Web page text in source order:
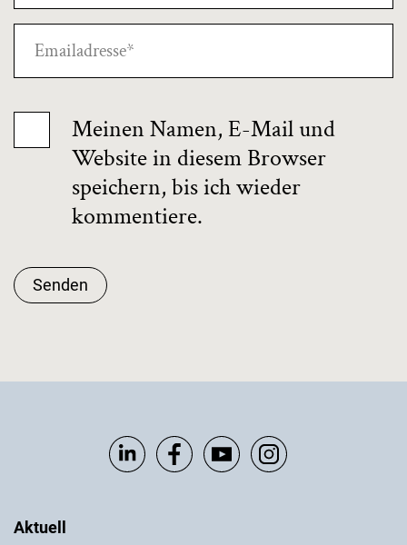
Meinen Namen, E-Mail und
Website in diesem Browser
speichern, bis ich wieder
kommentiere.
Senden
Aktuell